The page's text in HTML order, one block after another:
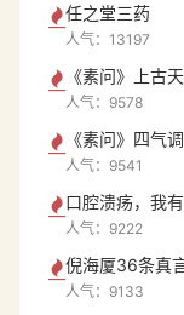
任之堂三药
人气：13197
《素问》上古
人气：9578
《素问》四气
人气：9541
口腔溃疡，我
人气：9222
倪海厦36条真
人气：9133